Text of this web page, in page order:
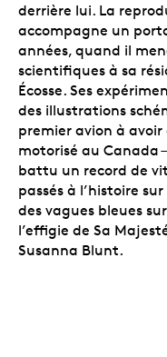
derrière lui. La
accompagne un
années, quand il
scientifiques à sa
Écosse. Ses
des illustrations
premier avion à
motorisé au Canada
battu un record de
passés à l’histoire
des vagues bleues
l’effigie de Sa
Susanna Blunt.